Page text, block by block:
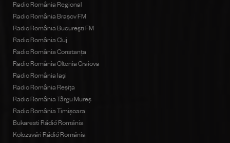
Radio România Regional
Radio România Brașov FM
Radio România Bucureşti FM
Radio România Cluj
Radio România Constanța
Radio România Oltenia Craiova
Radio România Iași
Radio România Reșița
Radio România Târgu Mureș
Radio România Timișoara
Bukaresti Rádió Románia
Kolozsvári Rádió Románia